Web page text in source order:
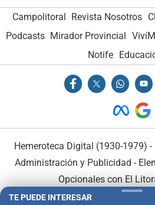
Campolitoral Revista Nosotros
Podcasts Mirador Provincial
Notife
Hemeroteca Digital (1930-1979) -
Administración y Publicidad -
Opcionales con El
TE PUEDE INTERESAR